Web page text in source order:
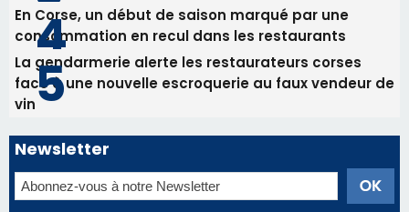
En Corse, un début de saison marqué par une
consommation en recul dans les restaurants
La gendarmerie alerte les restaurateurs corses
face à une nouvelle escroquerie au faux vendeur de
vin
Newsletter